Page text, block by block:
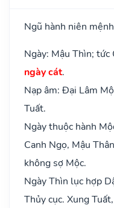
Ngũ hành niên
Ngày: Mậu Thìn;
ngày cát.
Nạp âm: Đại Lâm
Tuất.
Ngày thuộc hành
Canh Ngọ, Mậu
không sợ Mộc.
Ngày Thìn lục hợp
Thủy cục. Xung